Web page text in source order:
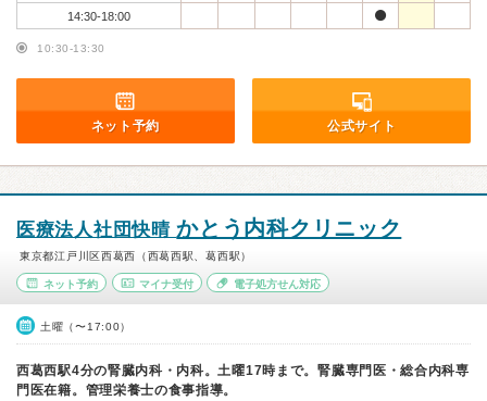
14:30-18:00
10:30-13:30
ネット予約 公式サイト
医療法人社団快晴かとう内科クリニック
東京都江戸川区西葛西（西葛西駅、葛西駅）
ネット予約 マイナ受付 電子処方せん対応
土曜（〜17:00）
西葛西駅4分の腎臓内科・内科。土曜17時まで。腎臓専門医・総合内科専
門医在籍。管理栄養士の食事指導。